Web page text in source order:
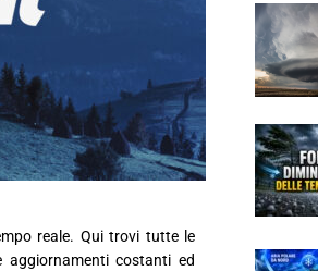
reale. Qui trovi tutte le
costanti ed